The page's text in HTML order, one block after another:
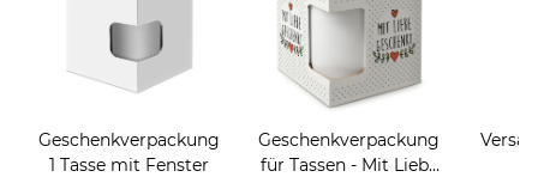
Geschenkverpackung
1 Tasse mit Fenster
Geschenkverpackung
für Tassen - Mit Liebe